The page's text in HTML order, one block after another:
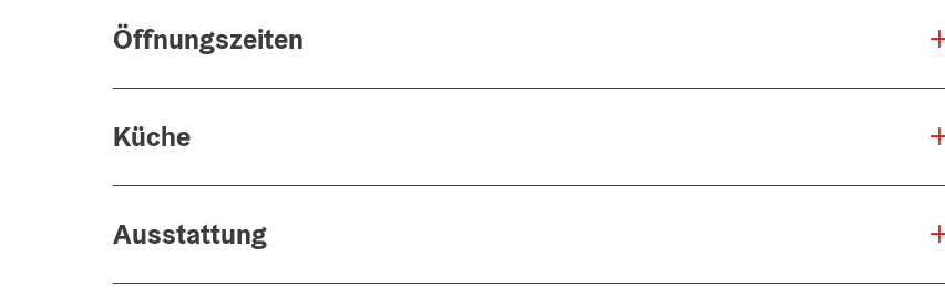
Öffnungszeiten
Küche
Ausstattung